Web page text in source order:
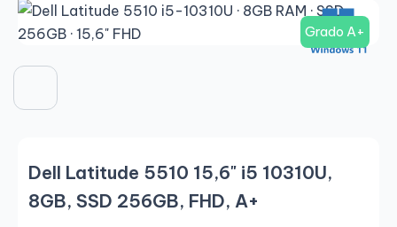
Grado A+
Dell Latitude 5510 15,6" i5 10310U,
8GB, SSD 256GB, FHD, A+